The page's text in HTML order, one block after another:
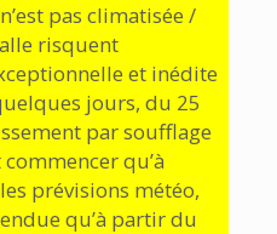
pas climatisée /
risquent
et inédite
jours, du 25
par soufflage
qu’à
prévisions météo,
qu’à partir du